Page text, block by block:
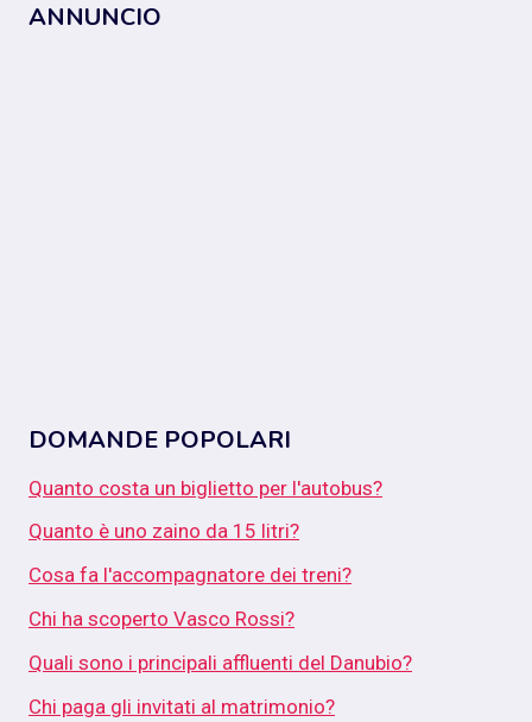
ANNUNCIO
DOMANDE POPOLARI
Quanto costa un biglietto per l'autobus?
Quanto è uno zaino da 15 litri?
Cosa fa l'accompagnatore dei treni?
Chi ha scoperto Vasco Rossi?
Quali sono i principali affluenti del Danubio?
Chi paga gli invitati al matrimonio?